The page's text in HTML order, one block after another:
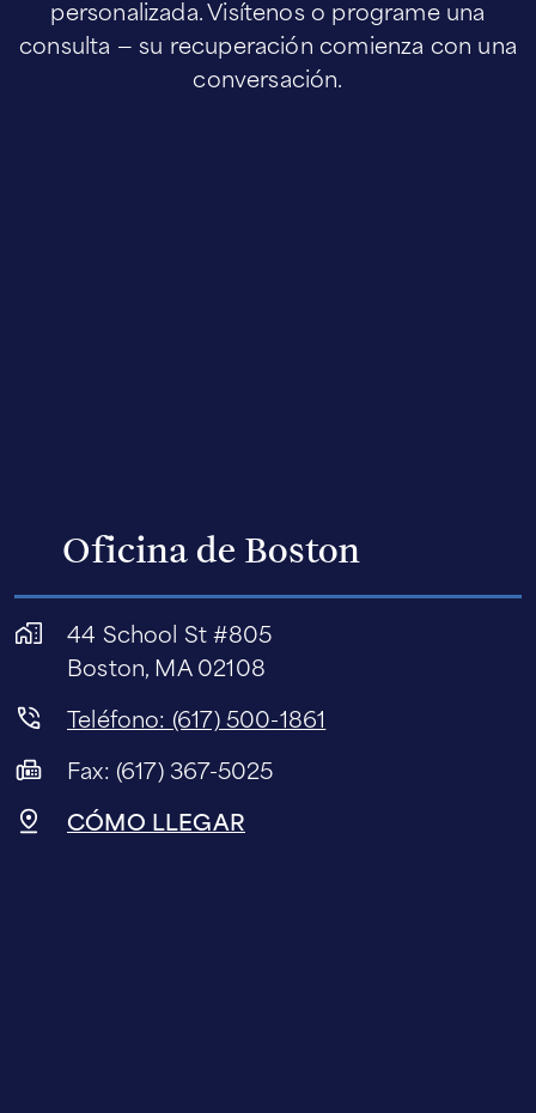
personalizada. Visítenos o programe una
consulta — su recuperación comienza con una
conversación.
Oficina de Boston
44 School St #805
Boston, MA 02108
Teléfono: (617) 500-1861
Fax: (617) 367-5025
CÓMO LLEGAR